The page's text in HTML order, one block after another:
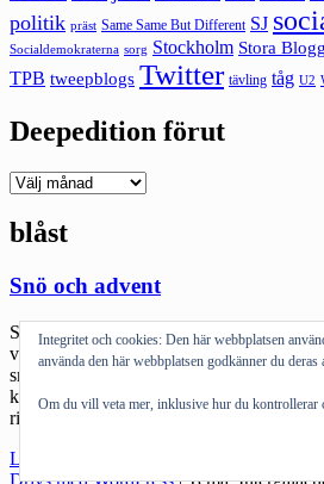
politik präst Same Same But Different SJ
Socialdemokraterna sorg Stockholm Stora
TPB tweepblogs Twitter tävling tåg U2
Deepedition förut
Deepedition
blåst
Snö och advent
Så kom advent. En gråblåsig dag blev
vanlig söndag som helst förutom
snart jul och sonen har fått sina julklappar
köpte honom ett par värsting twintips.
riktiga park-bindningar. Så det är bra att
Läs mer
och
Drivs med WordPress |Tema:
Integritet och cookies: Den här webbplatsen
använda den här webbplatsen godkänner du deras
Om du vill veta mer, inklusive hur du kontrollerar